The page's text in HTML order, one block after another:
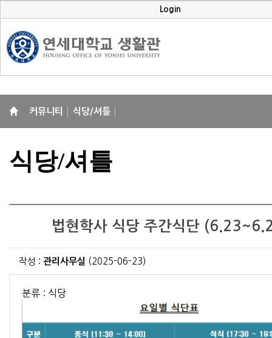
Login
커뮤니티 식당/셔틀
식당/셔틀
법현학사 식당 주간식단
작성 : 관리사무실 (2025-06-23)
분류 : 식당